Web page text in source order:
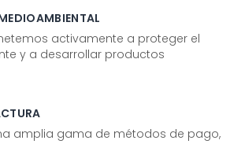
activamente a proteger el
y a desarrollar productos
amplia gama de métodos de pago,